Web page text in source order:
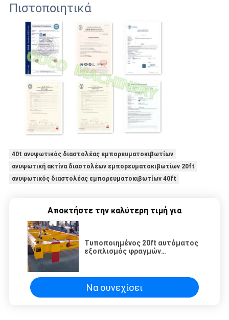
Πιστοποιητικά
40t ανυψωτικός διαστολέας εμπορευματοκιβωτίων
ανυψωτική ακτίνα διαστολέων εμπορευματοκιβωτίων 20ft
ανυψωτικός διαστολέας εμπορευματοκιβωτίων 40ft
Αποκτήστε την καλύτερη τιμή για
Τυποποιημένος 20ft αυτόματος
εξοπλισμός φραγμών
ανυψωτικός
Να συνεχίσει